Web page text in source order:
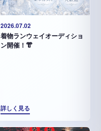
2026.07.02
着物ランウェイオーディショ
ン開催！👘
詳しく見る